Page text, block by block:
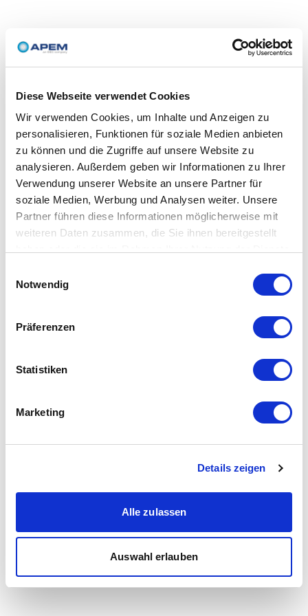
Diese Webseite verwendet Cookies
Wir verwenden Cookies, um Inhalte und Anzeigen zu
personalisieren, Funktionen für soziale Medien anbieten
zu können und die Zugriffe auf unsere Website zu
analysieren. Außerdem geben wir Informationen zu Ihrer
Verwendung unserer Website an unsere Partner für
soziale Medien, Werbung und Analysen weiter. Unsere
Partner führen diese Informationen möglicherweise mit
weiteren Daten zusammen, die Sie ihnen bereitgestellt
Notwendig
Präferenzen
Statistiken
Marketing
Details zeigen
Alle zulassen
Auswahl erlauben